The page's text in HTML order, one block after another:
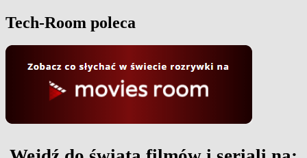
Tech-Room poleca